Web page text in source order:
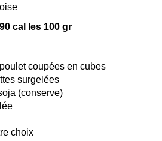
90 cal les 100 gr
coupées en cubes
surgelées
(conserve)
choix